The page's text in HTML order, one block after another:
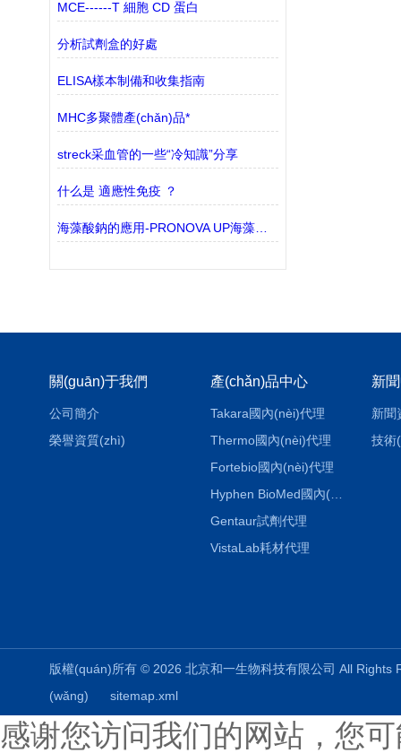
MCE------T 細胞 CD 蛋白
分析試劑盒的好處
ELISA樣本制備和收集指南
MHC多聚體產(chǎn)品*
streck采血管的一些“冷知識”分享
什么是 適應性免疫 ？
海藻酸鈉的應用-PRONOVA UP海藻酸鈉凝膠
關(guān)于我們
公司簡介
榮譽資質(zhì)
產(chǎn)品中心
Takara國內(nèi)代理
Thermo國內(nèi)代理
Fortebio國內(nèi)代理
Hyphen BioMed國內(nèi)代理
Gentaur試劑代理
VistaLab耗材代理
新
新聞
技術
版權(quán)所有 © 2026 北京和一生物科技有限公司 All
(wǎng)
sitemap.xml
感谢您访问我们的网站，您